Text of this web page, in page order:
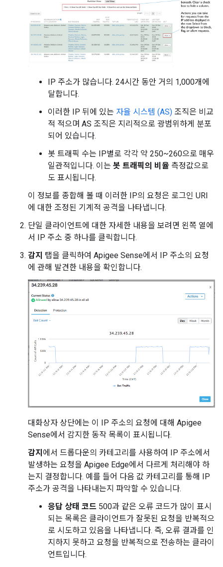
IP 주소가 많습니다. 24시간 동안 거의 1,000개에
달합니다.
이러한 IP 뒤에 있는 자율 시스템 (AS) 조직은 비교
적 적으며 AS 조직은 지리적으로 광범위하게 분포
되어 있습니다.
봇 트래픽 수는 IP별로 각각 약 250~260으로 매우
일관적입니다. 이는 봇 트래픽의 비율 측정값으로
도 표시됩니다.
이 정보를 종합해 볼 때 이러한 IP의 요청은 로그인 URI
에 대한 조정된 기계적 공격을 나타냅니다.
단일 클라이언트에 대한 자세한 내용을 보려면 왼쪽 열에
서 IP 주소 중 하나를 클릭합니다.
감지 탭을 클릭하여 Apigee Sense에서 IP 주소의 요청
에 관해 발견한 내용을 확인합니다.
대화상자 상단에는 이 IP 주소의 요청에 대해 Apigee
Sense에서 감지한 동작 목록이 표시됩니다.
감지 에서 드롭다운의 카테고리를 사용하여 IP 주소에서
발생하는 요청을 Apigee Edge에서 다르게 처리해야 하
는지 결정합니다. 예를 들어 다음 값 카테고리를 통해 IP
주소가 공격을 나타내는지 파악할 수 있습니다.
응답 상태 코드 500과 같은 오류 코드가 많이 표시
되는 목록은 클라이언트가 잘못된 요청을 반복적으
로 시도하고 있음을 나타냅니다. 즉, 오류 결과를 인
지하지 못하고 요청을 반복적으로 전송하는 클라이
언트입니다.